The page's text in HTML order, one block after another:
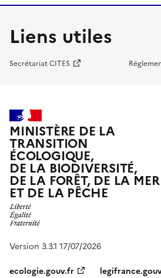
Liens utiles
Secrétariat CITES
MINISTÈRE DE LA
TRANSITION
ÉCOLOGIQUE,
DE LA BIODIVERSITÉ,
DE LA FORÊT, DE LA MER
ET DE LA PÊCHE
Version 3.3.1 17/07/2026
ecologie.gouv.fr